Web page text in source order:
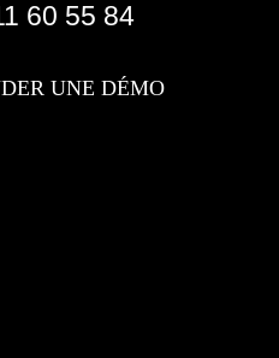
60 55 84
UNE DÉMO